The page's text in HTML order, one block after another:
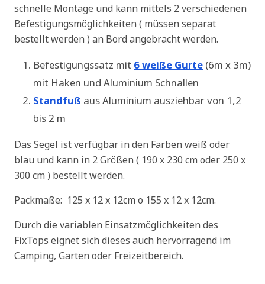
schnelle Montage und kann mittels 2 verschiedenen
Befestigungsmöglichkeiten ( müssen separat
bestellt werden ) an Bord angebracht werden.
Befestigungssatz mit 6 weiße Gurte (6m x 3m)
mit Haken und Aluminium Schnallen
Standfuß aus Aluminium ausziehbar von 1,2
bis 2 m
Das Segel ist verfügbar in den Farben weiß oder
blau und kann in 2 Größen ( 190 x 230 cm oder 250 x
300 cm ) bestellt werden.
Packmaße: 125 x 12 x 12cm o 155 x 12 x 12cm.
Durch die variablen Einsatzmöglichkeiten des
FixTops eignet sich dieses auch hervorragend im
Camping, Garten oder Freizeitbereich.